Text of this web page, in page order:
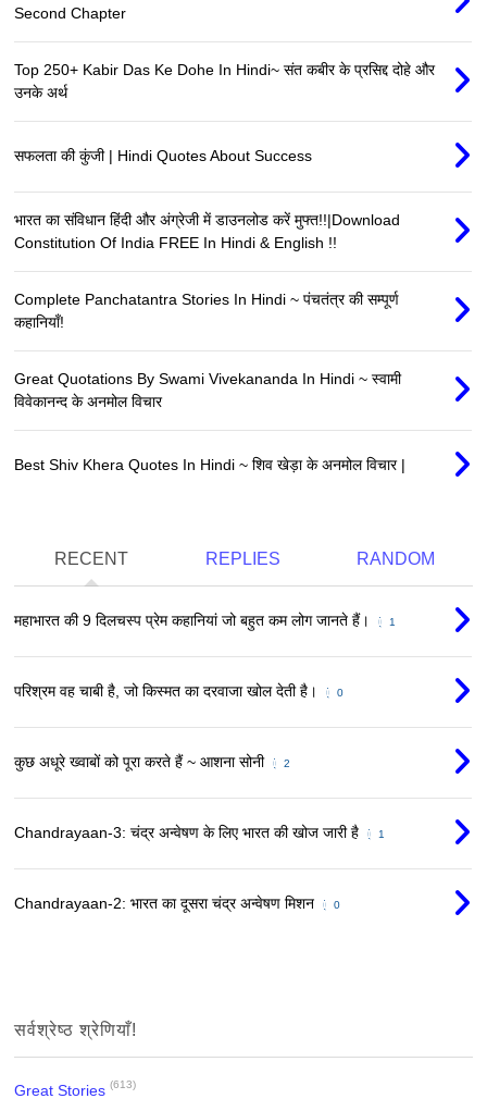
Second Chapter
Top 250+ Kabir Das Ke Dohe In Hindi~ संत कबीर के प्रसिद्द दोहे और
उनके अर्थ
सफलता की कुंजी | Hindi Quotes About Success
भारत का संविधान हिंदी और अंग्रेजी में डाउनलोड करें मुफ्त!!|Download
Constitution Of India FREE In Hindi & English !!
Complete Panchatantra Stories In Hindi ~ पंचतंत्र की सम्पूर्ण
कहानियाँ!
Great Quotations By Swami Vivekananda In Hindi ~ स्वामी
विवेकानन्द के अनमोल विचार
Best Shiv Khera Quotes In Hindi ~ शिव खेड़ा के अनमोल विचार |
RECENT REPLIES RANDOM
महाभारत की 9 दिलचस्प प्रेम कहानियां जो बहुत कम लोग जानते हैं। 1
परिश्रम वह चाबी है, जो किस्मत का दरवाजा खोल देती है। 0
कुछ अधूरे ख्वाबों को पूरा करते हैं ~ आशना सोनी 2
Chandrayaan-3: चंद्र अन्वेषण के लिए भारत की खोज जारी है 1
Chandrayaan-2: भारत का दूसरा चंद्र अन्वेषण मिशन 0
सर्वश्रेष्ठ श्रेणियाँ!
Great Stories (613)